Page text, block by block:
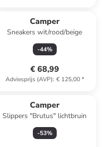
Camper
Sneakers wit/rood/beige
-44%
€ 68,99
Adviesprijs (AVP): € 125,00*
Camper
Slippers "Brutus" lichtbruin
-53%